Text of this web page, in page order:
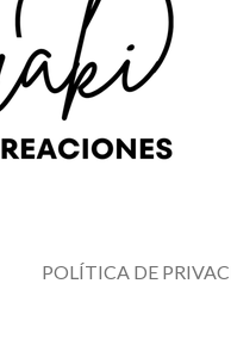
POLÍTICA DE